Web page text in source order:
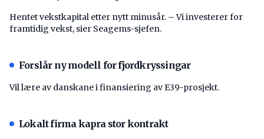
Hentet vekstkapital etter nytt minusår. – Vi investerer for
framtidig vekst, sier Seagems-sjefen.
Forslår ny modell for fjordkryssingar
Vil lære av danskane i finansiering av E39-prosjekt.
Lokalt firma kapra stor kontrakt